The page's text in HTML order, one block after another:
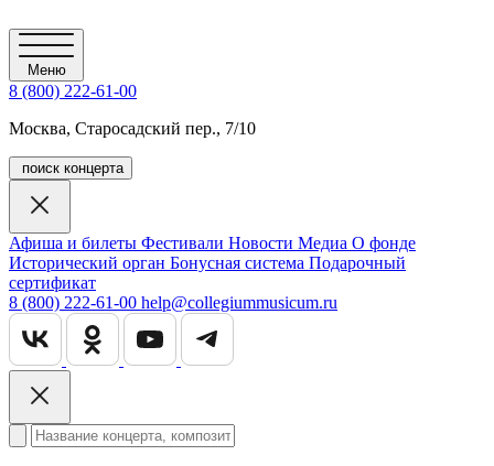
Меню
8 (800) 222-61-00
Москва, Старосадский пер., 7/10
поиск концерта
Афиша и билеты Фестивали Новости Медиа О фонде
Исторический орган Бонусная система Подарочный
сертификат
8 (800) 222-61-00 help@collegiummusicum.ru